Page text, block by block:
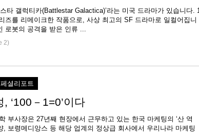
타 갤럭티카(Battlestar Galactica)’라는 미국 드라마가 있습니다.
즈를 리메이크한 작품으로, 사상 최고의 SF 드라마로 일컬어집니
로봇의 공격을 받은 인류 ...
2)
셜리포트
‘100－1=0’이다
부사장은 27년째 현장에서 근무하고 있는 한국 마케팅의 ‘산 역
, 보령메디앙스 등 해당 업계의 정상급 회사에서 우리나라 마케팅